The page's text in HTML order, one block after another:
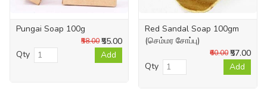
Pungai Soap 100g
₹55.00
₹58.00
Qty Add
Red Sandal Soap 100gm
(செம்மர சோப்பு)
₹57.00
₹60.00
Qty Add